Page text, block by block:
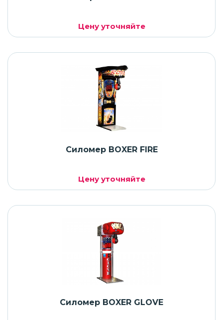
Цену уточняйте
Силомер BOXER FIRE
Цену уточняйте
Силомер BOXER GLOVE